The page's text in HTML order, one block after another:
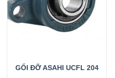
GỐI ĐỠ ASAHI UCFL 204